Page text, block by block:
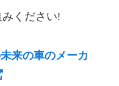
ください!
来の車のメーカ